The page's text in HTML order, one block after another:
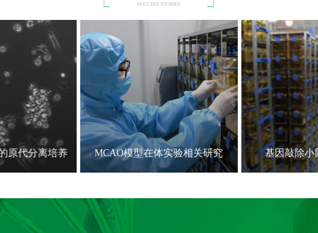
SUCCESS STORIES
原代分离培养 MCAO模型在体实验相关研究 基因敲除小